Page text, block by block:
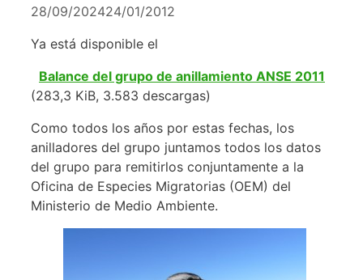
28/09/202424/01/2012
Ya está disponible el
Balance del grupo de anillamiento ANSE 2011
(283,3 KiB, 3.583 descargas)
Como todos los años por estas fechas, los
anilladores del grupo juntamos todos los datos
del grupo para remitirlos conjuntamente a la
Oficina de Especies Migratorias (OEM) del
Ministerio de Medio Ambiente.